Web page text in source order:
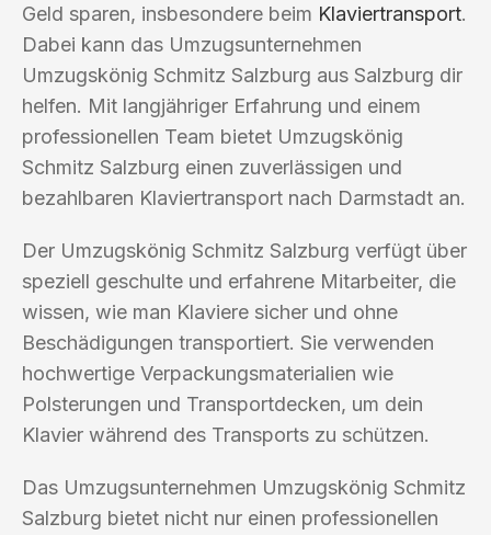
Geld sparen, insbesondere beim Klaviertransport.
Dabei kann das Umzugsunternehmen
Umzugskönig Schmitz Salzburg aus Salzburg dir
helfen. Mit langjähriger Erfahrung und einem
professionellen Team bietet Umzugskönig
Schmitz Salzburg einen zuverlässigen und
bezahlbaren Klaviertransport nach Darmstadt an.
Der Umzugskönig Schmitz Salzburg verfügt über
speziell geschulte und erfahrene Mitarbeiter, die
wissen, wie man Klaviere sicher und ohne
Beschädigungen transportiert. Sie verwenden
hochwertige Verpackungsmaterialien wie
Polsterungen und Transportdecken, um dein
Klavier während des Transports zu schützen.
Das Umzugsunternehmen Umzugskönig Schmitz
Salzburg bietet nicht nur einen professionellen